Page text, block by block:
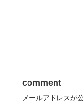
comment
メールアドレスが